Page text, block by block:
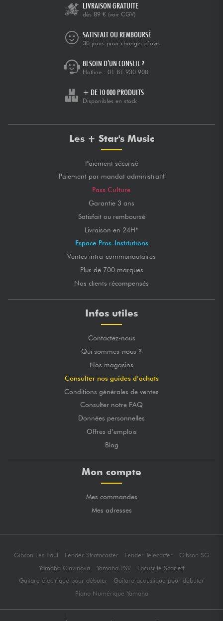
LIVRAISON GRATUITE
dès 89 € (voir CGV)
SATISFAIT OU REMBOURSÉ
30 jours pour changer d’avis
BESOIN D’UN CONSEIL ?
Hotline : 01 81 930 900
+ DE 10 000 PRODUITS
Disponibles en stock
Les + Star's Music
Paiement sécurisé
Paiement par mandat administratif
Pass Culture
Garantie 3 ans
Satisfait ou remboursé
Livraison en 24H*
Espace Pros-Institutions
Ventes intra-communautaires
Plus de 700 marques
Nos clients récompensés
Infos utiles
Contactez-nous
Qui sommes-nous ?
Nos magasins
Consulter nos guides d’achats
Conditions générales de ventes
Consulter notre FAQ
Données personnelles
Offres d’emplois
Blog
Mon compte
Mes commandes
Mes adresses
Gibson Les Paul Fender Stratocaster Fender Telecaster
Gibson SG
Yamaha Clavinova
Yamaha PSR
Focusrite Scarlett
Guitare électrique pour débuter
Guitare acoustique pour débuter
Piano Numérique Yamaha